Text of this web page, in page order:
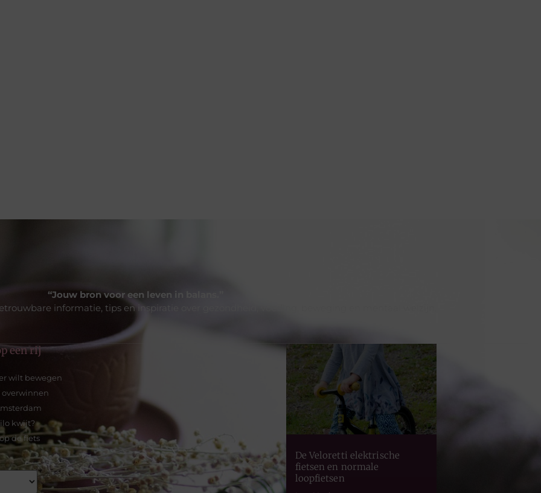
“Jouw bron voor een leven in balans.”
informatie, tips en inspiratie over gezondheid, voeding, beweging en mentaal welzijn.
een rij
wilt bewegen
overwinnen
kwijt?
de fiets
De Veloretti elektrische
fietsen en normale
loopfietsen